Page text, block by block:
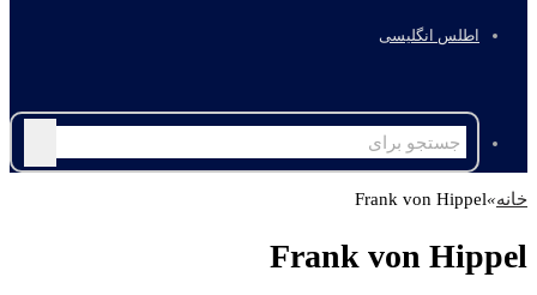
اطلس انگلیسی
برای
خانه»
Frank von Hippel
Frank von Hippel